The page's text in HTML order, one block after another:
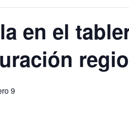
en el
9